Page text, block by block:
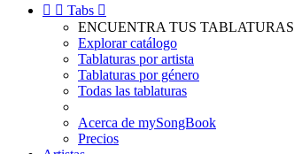
  Tabs 
ENCUENTRA TUS TABLATURAS
Explorar catálogo
Tablaturas por artista
Tablaturas por género
Todas las tablaturas
Acerca de mySongBook
Precios